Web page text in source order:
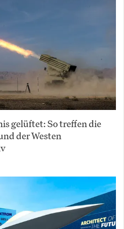
gelüftet: So treffen die
der Westen